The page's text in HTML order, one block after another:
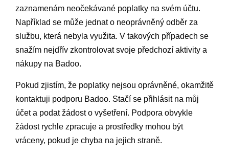
zaznamenám neočekávané poplatky na svém účtu.
Například se může jednat o neoprávněný odběr za
službu, která nebyla využita. V takových případech se
snažím nejdřív zkontrolovat svoje předchozí aktivity a
nákupy na Badoo.
Pokud zjistím, že poplatky nejsou oprávněné, okamžitě
kontaktuji podporu Badoo. Stačí se přihlásit na můj
účet a podat žádost o vyšetření. Podpora obvykle
žádost rychle zpracuje a prostředky mohou být
vráceny, pokud je chyba na jejich straně.